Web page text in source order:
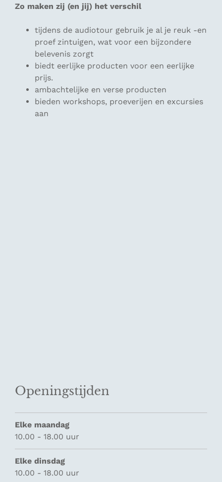
Zo maken zij (en jij) het verschil
tijdens de audiotour gebruik je al je reuk -en
proef zintuigen, wat voor een bijzondere
belevenis zorgt
biedt eerlijke producten voor een eerlijke
prijs.
ambachtelijke en verse producten
bieden workshops, proeverijen en excursies
aan
Openingstijden
Elke maandag
10.00 - 18.00 uur
Elke dinsdag
10.00 - 18.00 uur